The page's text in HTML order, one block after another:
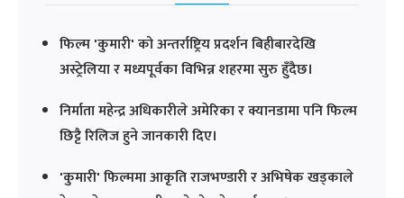
फिल्म 'कुमारी' को अन्तर्राष्ट्रिय प्रदर्शन बिहीबारदेखि
अस्ट्रेलिया र मध्यपूर्वका विभिन्न शहरमा सुरु हुँदैछ।
निर्माता महेन्द्र अधिकारीले अमेरिका र क्यानडामा पनि फिल्म
छिट्टै रिलिज हुने जानकारी दिए।
'कुमारी' फिल्ममा आकृति राजभण्डारी र अभिषेक खड्काले